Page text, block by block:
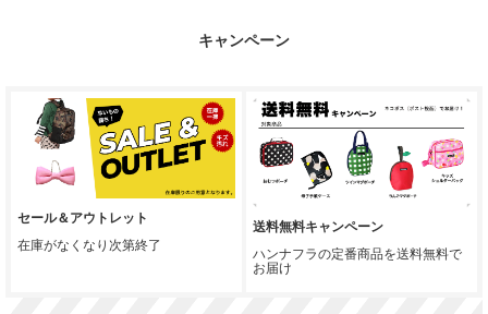
キャンペーン
セール＆アウトレット
在庫がなくなり次第終了
送料無料キャンペーン
ハンナフラの定番商品を送料無料で
お届け